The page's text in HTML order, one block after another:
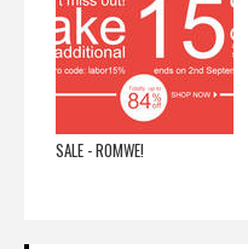
SALE - ROMWE!